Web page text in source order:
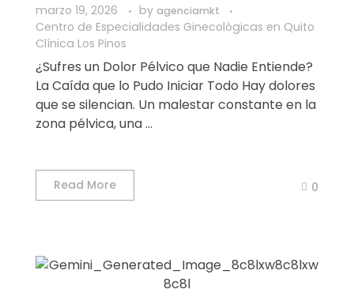
marzo 19, 2026 by agenciamkt
Centro de Especialidades Ginecológicas en Quito
Clínica Los Pinos
¿Sufres un Dolor Pélvico que Nadie Entiende?
La Caída que lo Pudo Iniciar Todo Hay dolores
que se silencian. Un malestar constante en la
zona pélvica, una ...
Read More 0